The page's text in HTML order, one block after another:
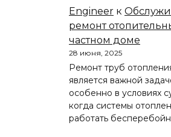
Engineer к
ремонт
частном доме
28 июня, 2025
Ремонт труб
является важной
особенно в условиях
когда системы
работать